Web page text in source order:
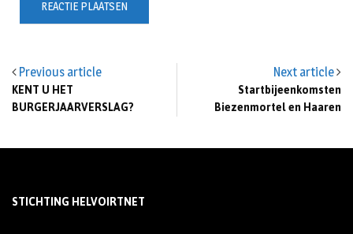
Previous article
KENT U HET
BURGERJAARVERSLAG?
Next article
Startbijeenkomsten
Biezenmortel en Haaren
STICHTING HELVOIRTNET